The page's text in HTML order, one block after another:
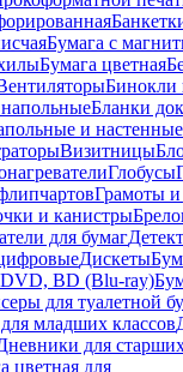
Бумага с
Бумага цветная
Бинокли
Бланки
и настенные
Визитницы
Глобусы
Грамоты
и канистры
для бумаг
Дискеты
BD (Blu-ray)
для туалетной
младших классов
для
цветная для